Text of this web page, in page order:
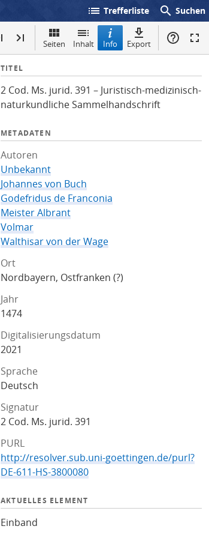
list Trefferliste search Suchen
Seiten Inhalt Info Export
I
f
o
TITEL
2 Cod. Ms. jurid. 391 – Juristisch-medizinisch-
naturkundliche Sammelhandschrift
METADATEN
Autoren
Unbekannt
Johannes von Buch
Godefridus de Franconia
Meister Albrant
Volmar
Walthisar von der Wage
Ort
Nordbayern, Ostfranken (?)
Jahr
1474
Digitalisierungsdatum
2021
Sprache
Deutsch
Signatur
2 Cod. Ms. jurid. 391
PURL
http://resolver.sub.uni-goettingen.de/purl?
DE-611-HS-3800080
AKTUELLES ELEMENT
Einband